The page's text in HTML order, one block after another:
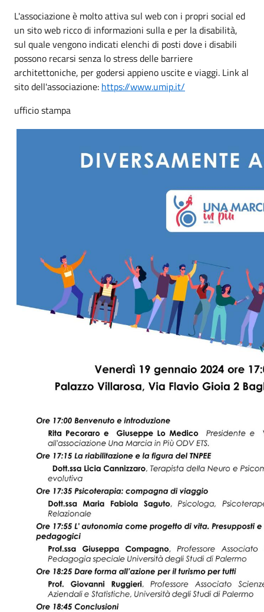
L'associazione è molto attiva sul web con i propri social ed
un sito web ricco di informazioni sulla e per la disabilità,
sul quale vengono indicati elenchi di posti dove i disabili
possono recarsi senza lo stress delle barriere
architettoniche, per godersi appieno uscite e viaggi. Link al
sito dell'associazione: https://www.umip.it/
ufficio stampa